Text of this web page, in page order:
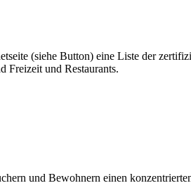
(siehe Button) eine Liste der
Freizeit und Restaurants.
und Bewohnern einen